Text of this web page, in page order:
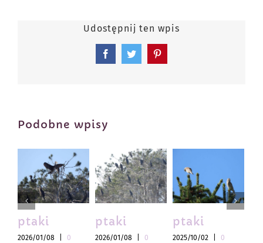
Udostępnij ten wpis
FacebookTwitterPinterest
Podobne wpisy
ptaki
2026/01/08
0
ptaki
2026/01/08
0
ptaki
2025/10/02
0